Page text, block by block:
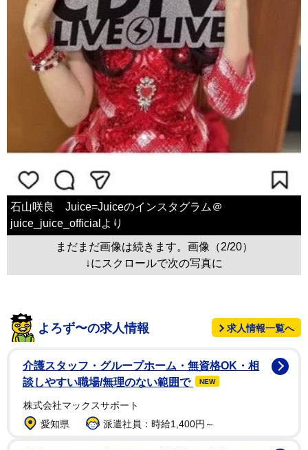
石山咲良 Juice=Juiceのインスタグラム＠
juice_juice_officialより
まだまだ画像は続きます。画像（2/20）
↓にスクロールで次の写真に
よろず〜の求人情報 求人情報一覧へ
介護スタッフ・グループホーム・無資格OK・相
談しやすい職場/無理のない範囲で
NEW
株式会社マックスサポート
愛知県
派遣社員：時給1,400円～